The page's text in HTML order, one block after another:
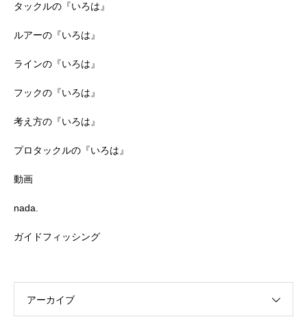
タックルの『いろは』
ルアーの『いろは』
ラインの『いろは』
フックの『いろは』
考え方の『いろは』
プロタックルの『いろは』
動画
nada.
ガイドフィッシング
アーカイブ